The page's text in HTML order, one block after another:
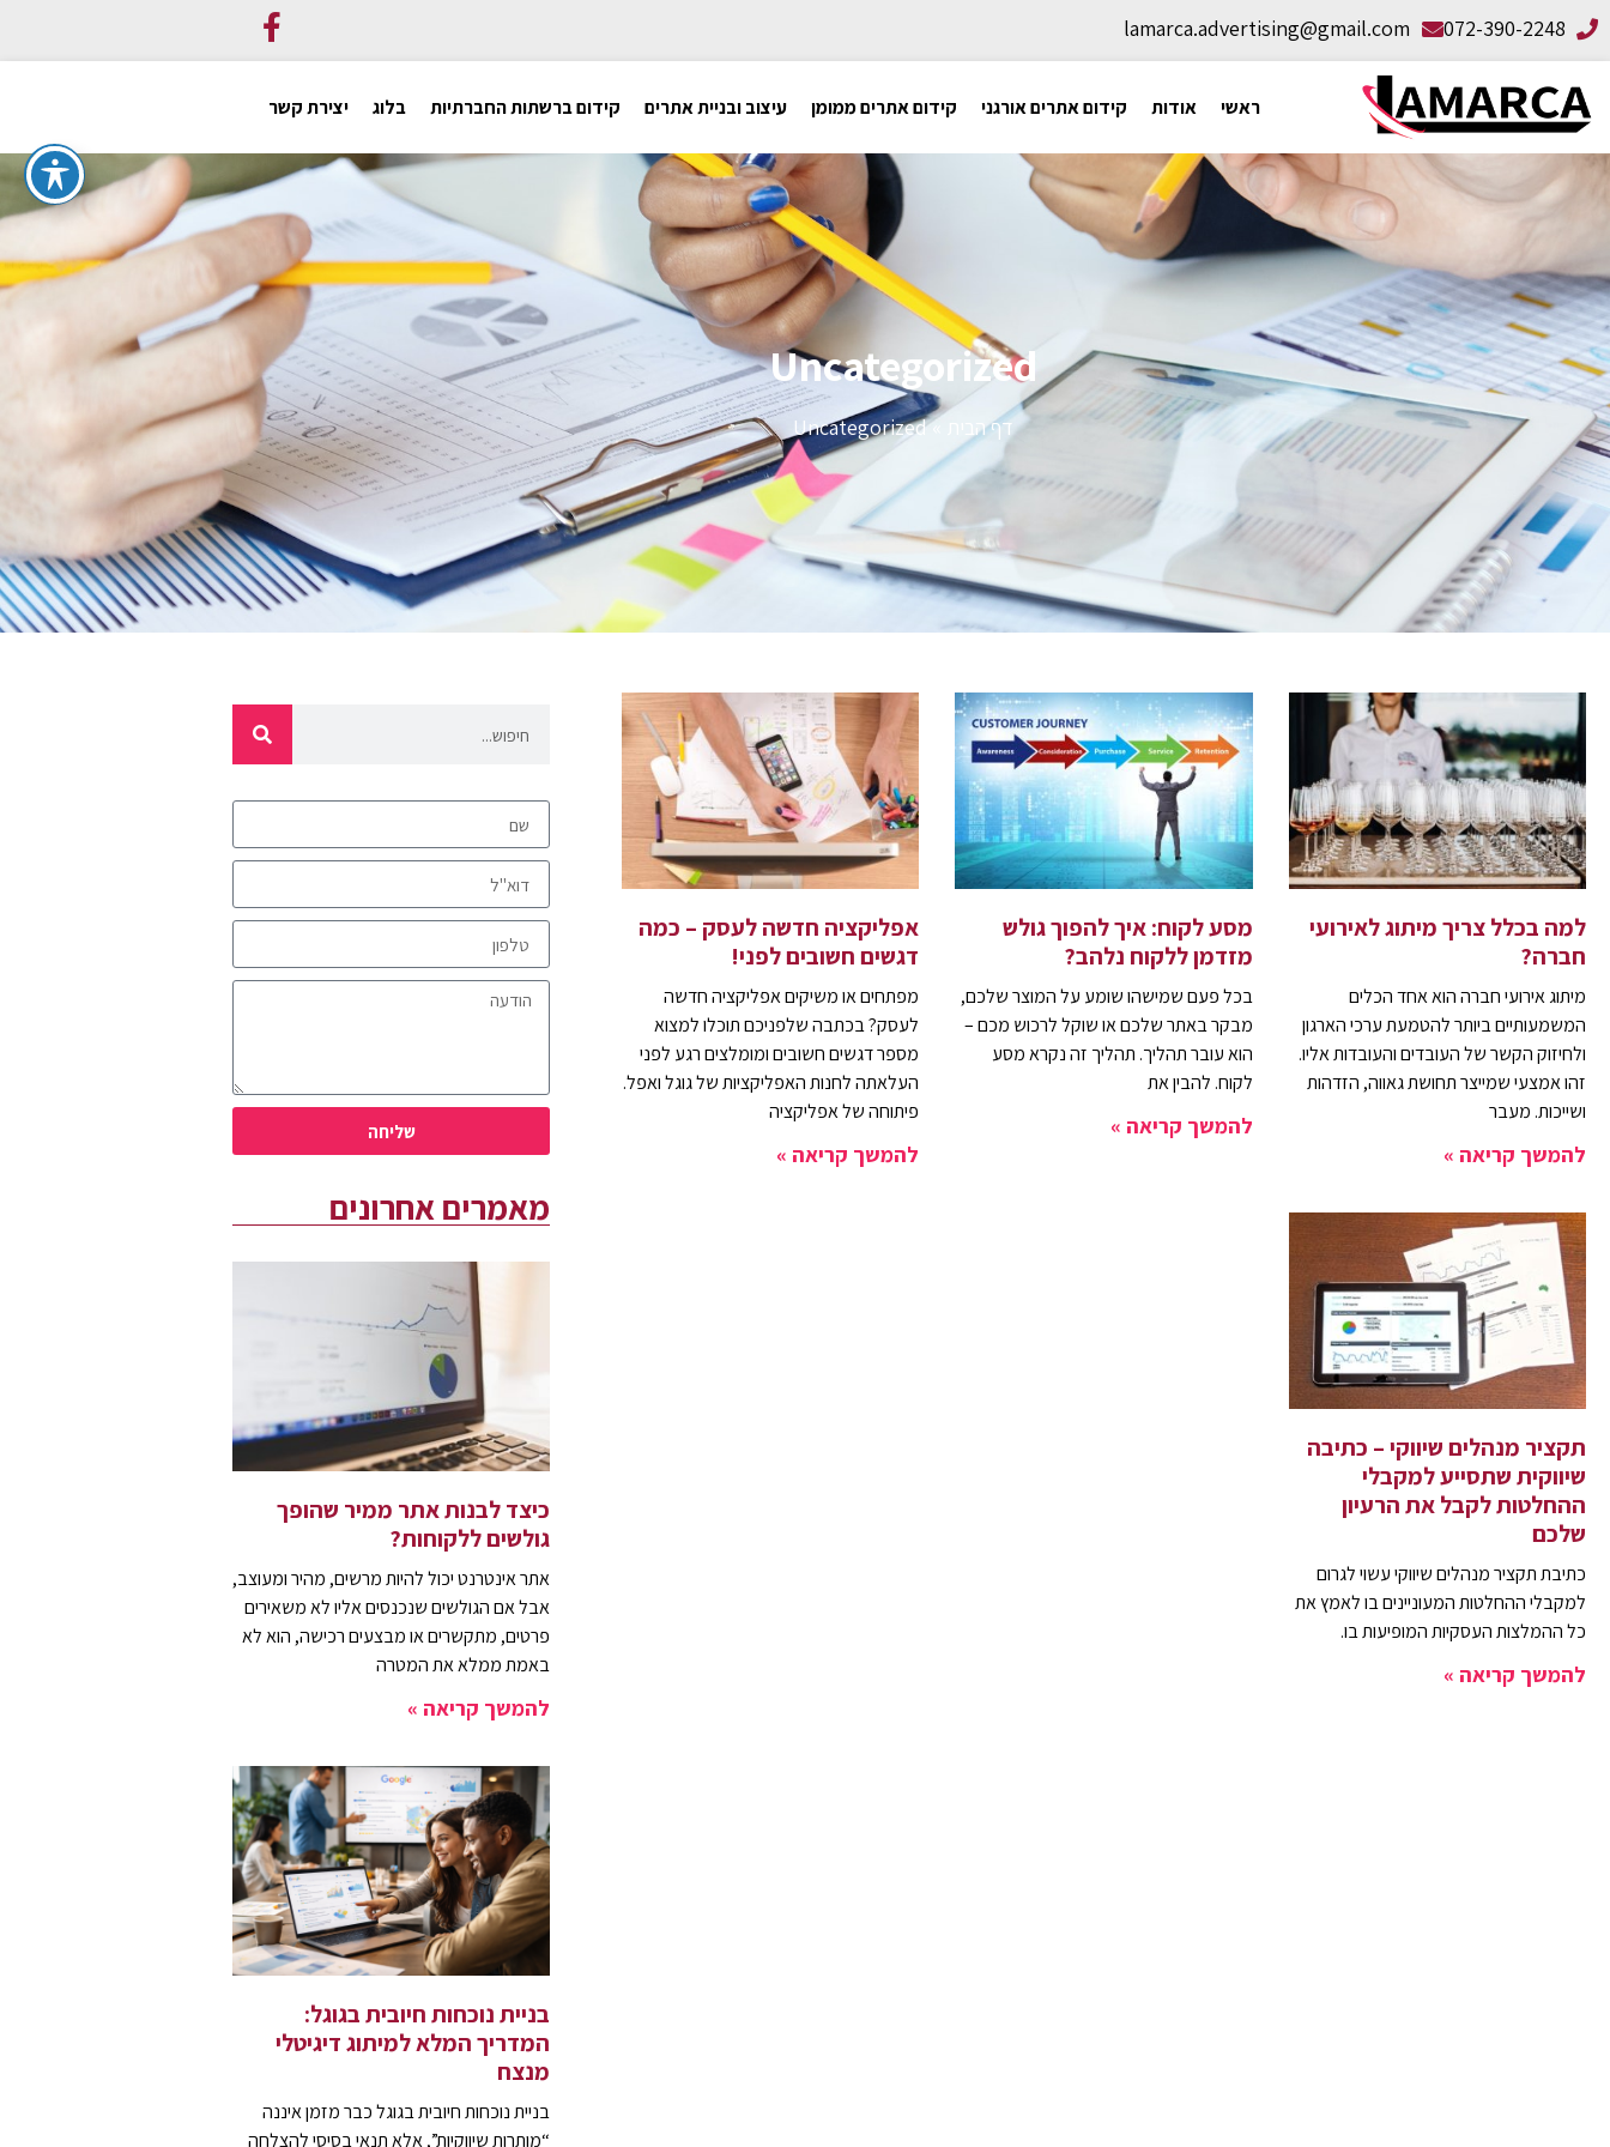
072-390-2248
lamarca.advertising@gmail.com
ראשי אודות קידום אתרים אורגני קידום אתרים ממומן עיצוב ובניית אתרים קידום ברשתות החברתיות בלוג יצירת קשר
Uncategorized
דף הבית »
Uncategorized
למה בכלל צריך מיתוג לאירועי
חברה?
מיתוג אירועי חברה הוא אחד הכלים
המשמעותיים ביותר להטמעת ערכי הארגון
ולחיזוק הקשר של העובדים והעובדות אליו.
זהו אמצעי שמייצר תחושת גאווה, הזדהות
ושייכות. מעבר
להמשך קריאה »
מסע לקוח: איך להפוך גולש
מזדמן ללקוח נלהב?
בכל פעם שמישהו שומע על המוצר שלכם,
מבקר באתר שלכם או שוקל לרכוש מכם –
הוא עובר תהליך. תהליך זה נקרא מסע
לקוח. להבין את
להמשך קריאה »
אפליקציה חדשה לעסק – כמה
דגשים חשובים לפני!
מפתחים או משיקים אפליקציה חדשה
לעסק? בכתבה שלפניכם תוכלו למצוא
מספר דגשים חשובים ומומלצים רגע לפני
העלאתה לחנות האפליקציות של גוגל ואפל.
פיתוחה של אפליקציה
להמשך קריאה »
תקציר מנהלים שיווקי – כתיבה
שיווקית שתסייע למקבלי
ההחלטות לקבל את הרעיון
שלכם
כתיבת תקציר מנהלים שיווקי עשוי לגרום
למקבלי ההחלטות המעוניינים בו לאמץ את
כל ההמלצות העסקיות המופיעות בו.
להמשך קריאה »
שליחה
מאמרים אחרונים
כיצד לבנות אתר ממיר שהופך
גולשים ללקוחות?
אתר אינטרנט יכול להיות מרשים, מהיר ומעוצב,
אבל אם הגולשים שנכנסים אליו לא משאירים
פרטים, מתקשרים או מבצעים רכישה, הוא לא
באמת ממלא את המטרה
להמשך קריאה »
בניית נוכחות חיובית בגוגל:
המדריך המלא למיתוג דיגיטלי
מנצח
בניית נוכחות חיובית בגוגל כבר מזמן איננה
“מותרות שיווקיות”, אלא תנאי בסיסי להצלחה